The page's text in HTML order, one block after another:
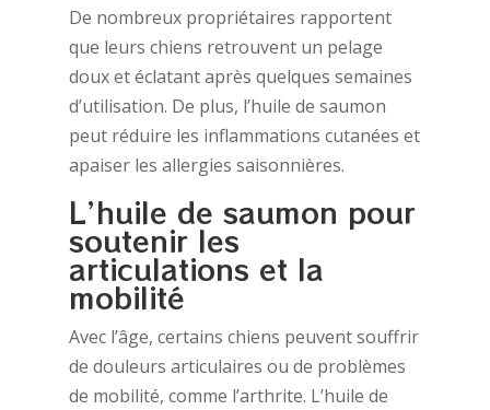
De nombreux propriétaires rapportent
que leurs chiens retrouvent un pelage
doux et éclatant après quelques semaines
d’utilisation. De plus, l’huile de saumon
peut réduire les inflammations cutanées et
apaiser les allergies saisonnières.
L’huile de saumon pour
soutenir les
articulations et la
mobilité
Avec l’âge, certains chiens peuvent souffrir
de douleurs articulaires ou de problèmes
de mobilité, comme l’arthrite. L’huile de